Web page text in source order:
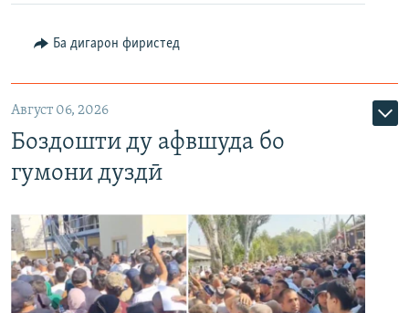
Ба дигарон фиристед
Август 06, 2026
Боздошти ду афвшуда бо
гумони дуздӣ